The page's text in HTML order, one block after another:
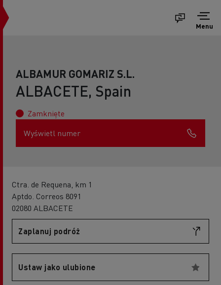
Menu
ALBAMUR GOMARIZ S.L.
ALBACETE, Spain
Zamknięte
Wyświetl numer
Ctra. de Requena, km 1
Aptdo. Correos 8091
02080 ALBACETE
Zaplanuj podróż
Ustaw jako ulubione